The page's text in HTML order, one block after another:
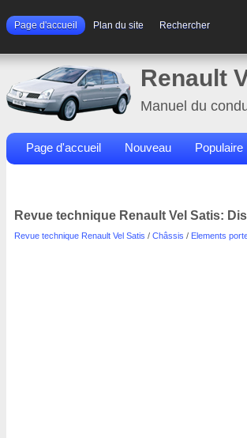
Page d'accueil Plan du site Rechercher
Renault
Manuel du
Page d'accueil Nouveau Populaire
Revue technique Renault Vel Satis:
Revue technique Renault Vel Satis / Châssis / Elements